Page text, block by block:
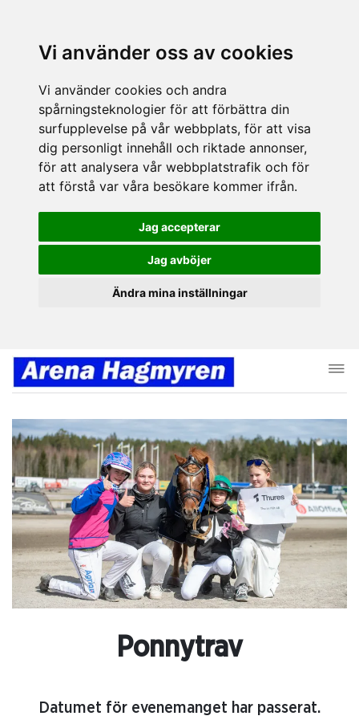
Vi använder oss av cookies
Vi använder cookies och andra
spårningsteknologier för att förbättra din
surfupplevelse på vår webbplats, för att visa
dig personligt innehåll och riktade annonser,
för att analysera vår webbplatstrafik och för
att förstå var våra besökare kommer ifrån.
Jag accepterar
Jag avböjer
Ändra mina inställningar
Ponnytrav
Datumet för evenemanget har passerat.